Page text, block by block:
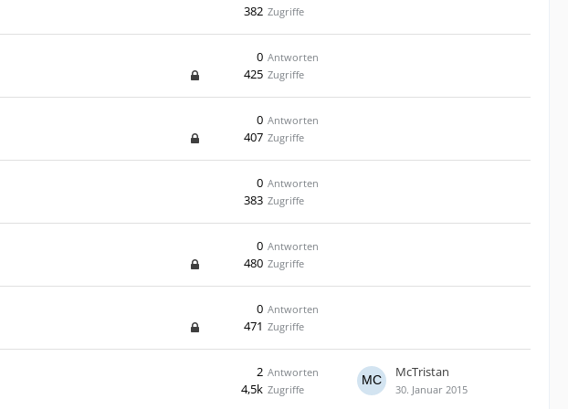
Zugriffe
382
Antworten
0
Zugriffe
425
Antworten
0
Zugriffe
407
Antworten
0
Zugriffe
383
Antworten
0
Zugriffe
480
Antworten
0
Zugriffe
471
Antworten
2
Zugriffe
4,5k
McTristan
30. Januar 2015